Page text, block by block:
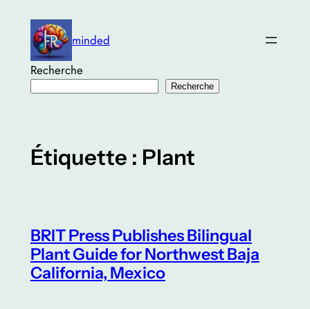
contenu
minded
Recherche
Recherche
Étiquette : Plant
BRIT Press Publishes Bilingual
Plant Guide for Northwest Baja
California, Mexico